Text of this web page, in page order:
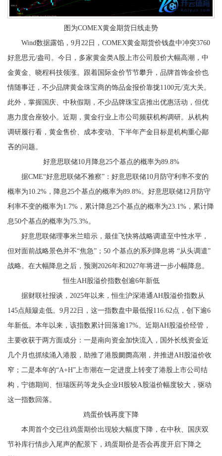
图为COMEX黄金期货日线走势
Wind数据露馅，9月22日，COMEX黄金期货价钱盘中冲突3760
好意思元/盎司。今日，多家黄金类A股上市公司股价大幅高潮，中
金黄金、晓程科技领涨。跟着国际金价节节攀升，品牌首饰金价也
情随事迁，不少品牌黄金珠宝商的饰品金报价靠拢1100元/克大关。
此外，掌握国庆、中秋假期，不少品牌珠宝店推出优惠活动，但优
惠力度合座较小。近期，黄金行业上市公司频获机构调研。从机构
调研履行看，黄金售价、成本变动、下半年产金目标是机构重心鄙
吝的问题。
好意思联储10月降息25个基点的概率为89.8%
据CME“好意思联储不雅察”：好意思联储10月防守利率不变的
概率为10.2%，降息25个基点的概率为89.8%。好意思联储12月防守
利率不变的概率为1.7%，累计降息25个基点的概率为23.1%，累计降
息50个基点的概率为75.3%。
好意思联储理事米兰暗示，最佳飞快将战略调遣至中性水平，
但对面前战略景色并不“焦急”；50 个基点的系列降息将 “从头调遣”
战略。在大幅降息之后，预测2026年和2027年将进一步小幅降息。
恒生AH股溢价指数创逾6年新低
据财联社报谈，2025年以来，恒生沪深港通AH股溢价指数从
145点颠簸走低。9月22日，这一指数盘中最低报116.62点，创下逾6
年新低。本年以来，该指数累计回落逾17%。近期AH股溢价经管，
主要收获于两方面成分：一是南向资金加快流入，国外长线资金近
几个月也抓续涌入港股，助推了港股阛阓高潮，并推进AH股溢价收
窄；二是本年的“A+H”上市潮在一定进度上转变了港股上市公司结
构，宁德期间、恒瑞医药等龙头企业H股较A股溢价幅度较大，驱动
这一指数回落。
鸡蛋价钱再度下降
本周首个交已往鸡蛋期价出现较大幅度下降，在中秋、国庆双
节补库行情步入尾声的配景下，鸡蛋期价是否会再度开启下降之